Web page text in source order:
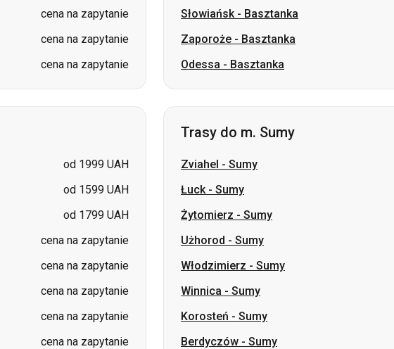
cena na zapytanie
cena na zapytanie
cena na zapytanie
Słowiańsk- Basztanka
Zaporoże - Basztanka
Odessa - Basztanka
od 1999 UAH
od 1599 UAH
od 1799 UAH
cena na zapytanie
cena na zapytanie
cena na zapytanie
cena na zapytanie
cena na zapytanie
Trasy do m. Sumy
Zviahel - Sumy
Łuck- Sumy
Żytomierz - Sumy
Użhorod - Sumy
Włodzimierz - Sumy
Winnica - Sumy
Korosteń - Sumy
Berdyczów - Sumy